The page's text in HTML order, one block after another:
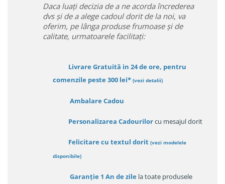
Daca luați decizia de a ne acorda încrederea
dvs și de a alege cadoul dorit de la noi, va
oferim, pe lânga produse frumoase și de
calitate, urmatoarele facilitați:
Livrare Gratuită in 24 de ore, pentru
comenzile peste 300 lei* (vezi detalii)
Ambalare Cadou
Personalizarea Cadourilorcu mesajul dorit
Felicitare cu textul dorit (vezi modelele
disponibile)
Garanție 1 An de zile la toate produsele